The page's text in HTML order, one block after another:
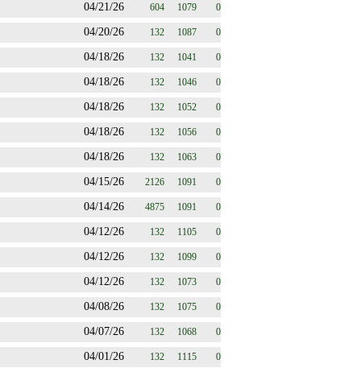
04/21/26 604 1079 0
04/20/26 132 1087 0
04/18/26 132 1041 0
04/18/26 132 1046 0
04/18/26 132 1052 0
04/18/26 132 1056 0
04/18/26 132 1063 0
04/15/26 2126 1091 0
04/14/26 4875 1091 0
04/12/26 132 1105 0
04/12/26 132 1099 0
04/12/26 132 1073 0
04/08/26 132 1075 0
04/07/26 132 1068 0
04/01/26 132 1115 0